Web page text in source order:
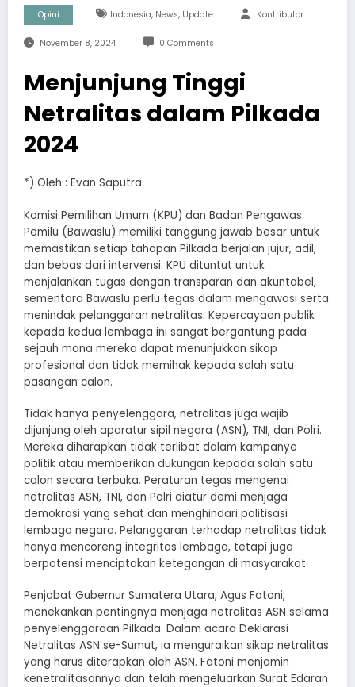
Opini Indonesia, News, Update Kontributor
November 8, 2024 0 Comments
Menjunjung Tinggi
Netralitas dalam Pilkada
2024
*) Oleh : Evan Saputra
Komisi Pemilihan Umum (KPU) dan Badan Pengawas
Pemilu (Bawaslu) memiliki tanggung jawab besar untuk
memastikan setiap tahapan Pilkada berjalan jujur, adil,
dan bebas dari intervensi. KPU dituntut untuk
menjalankan tugas dengan transparan dan akuntabel,
sementara Bawaslu perlu tegas dalam mengawasi serta
menindak pelanggaran netralitas. Kepercayaan publik
kepada kedua lembaga ini sangat bergantung pada
sejauh mana mereka dapat menunjukkan sikap
profesional dan tidak memihak kepada salah satu
pasangan calon.
Tidak hanya penyelenggara, netralitas juga wajib
dijunjung oleh aparatur sipil negara (ASN), TNI, dan Polri.
Mereka diharapkan tidak terlibat dalam kampanye
politik atau memberikan dukungan kepada salah satu
calon secara terbuka. Peraturan tegas mengenai
netralitas ASN, TNI, dan Polri diatur demi menjaga
demokrasi yang sehat dan menghindari politisasi
lembaga negara. Pelanggaran terhadap netralitas tidak
hanya mencoreng integritas lembaga, tetapi juga
berpotensi menciptakan ketegangan di masyarakat.
Penjabat Gubernur Sumatera Utara, Agus Fatoni,
menekankan pentingnya menjaga netralitas ASN selama
penyelenggaraan Pilkada. Dalam acara Deklarasi
Netralitas ASN se-Sumut, ia menguraikan sikap netralitas
yang harus diterapkan oleh ASN. Fatoni menjamin
kenetralitasannya dan telah mengeluarkan Surat Edaran